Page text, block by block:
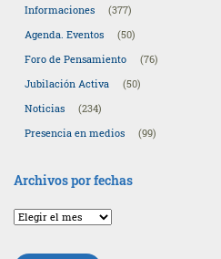
Informaciones
(377)
Agenda. Eventos
(50)
Foro de Pensamiento
(76)
Jubilación Activa
(50)
Noticias
(234)
Presencia en medios
(99)
Archivos por fechas
Archivos
por